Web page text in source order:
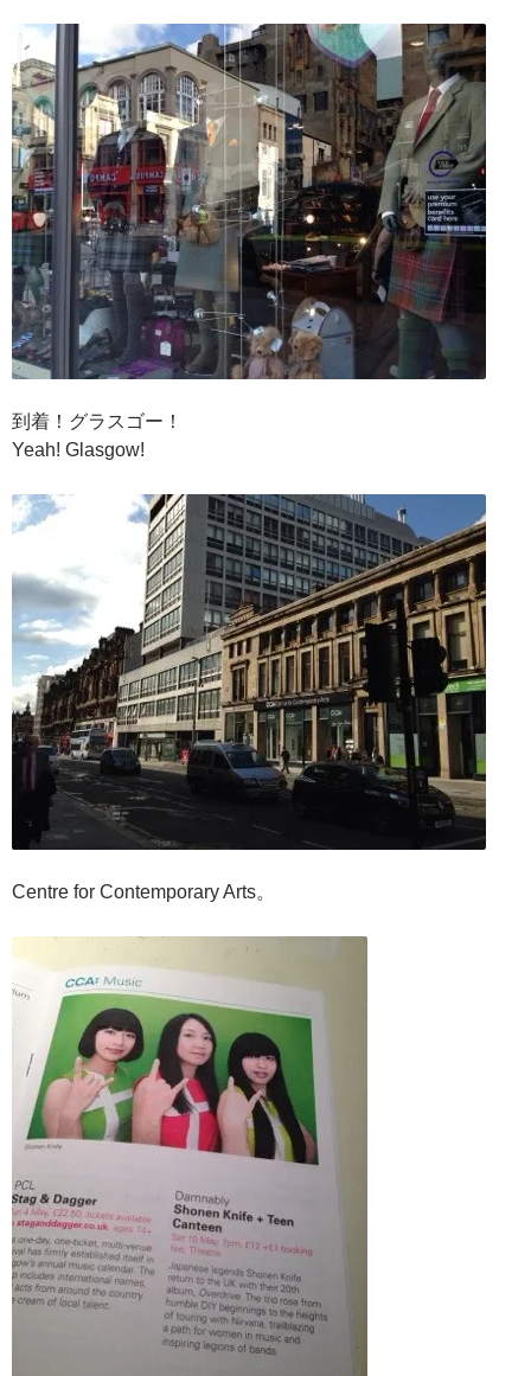
到着！グラスゴー！
Yeah! Glasgow!
Centre for Contemporary Arts。